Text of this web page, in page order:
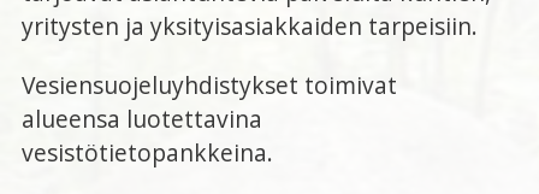
yritysten ja yksityisasiakkaiden tarpeisiin.
Vesiensuojeluyhdistykset toimivat
alueensa luotettavina
vesistötietopankkeina.